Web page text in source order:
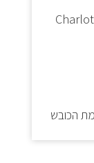
:
הכובש